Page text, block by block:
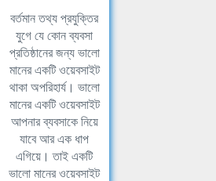
বর্তমান তথ্য প্রযুক্তির
যুগে যে কোন ব্যবসা
প্রতিষ্ঠানের জন্য ভালো
মানের একটি ওয়েবসাইট
থাকা অপরিহার্য। ভালো
মানের একটি ওয়েবসাইট
আপনার ব্যবসাকে নিয়ে
যাবে আর এক ধাপ
এগিয়ে। তাই একটি
ভালো মানের ওয়েবসাইট